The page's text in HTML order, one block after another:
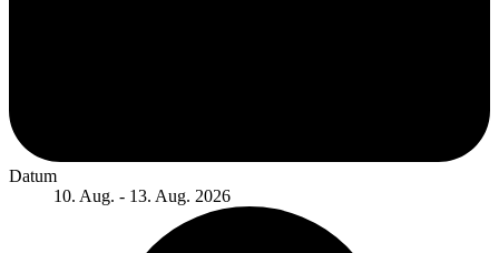
Datum
10. Aug. - 13. Aug. 2026